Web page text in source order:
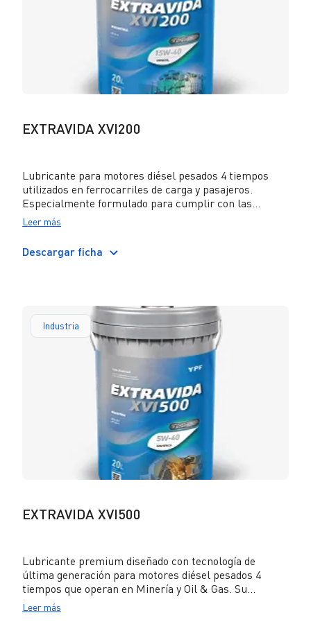
EXTRAVIDA XVI200
Lubricante para motores diésel pesados 4 tiempos
utilizados en ferrocarriles de carga y pasajeros.
Especialmente formulado para cumplir con las
máximas exigencias del fabricante de motores MTU.
Su tecnología exclusiva le confiere un destacado
desgaste y una gran resistencia a la oxidación que se
con sistema de reducción catalítica selectiva (SCR), así
como en motores Euro anteriores. Cuenta con la carta
de aprobación de MTU Tipo 2.
Leer más
Descargar ficha
Industria
EXTRAVIDA XVI500
Lubricante premium diseñado con tecnología de
última generación para motores diésel pesados 4
tiempos que operan en Minería y Oil & Gas. Su
formulación ofrece una máxima protección contra el
desgaste y excelente resistencia a la oxidación,
Leer más